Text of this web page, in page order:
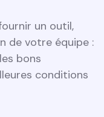
un outil,
de votre équipe :
bons
conditions